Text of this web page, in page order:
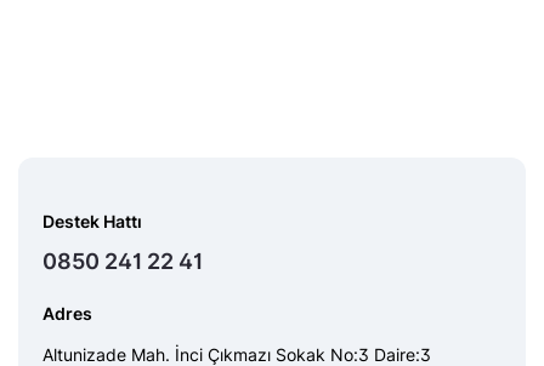
Destek Hattı
0850 241 22 41
Adres
Altunizade Mah. İnci Çıkmazı Sokak No:3 Daire:3